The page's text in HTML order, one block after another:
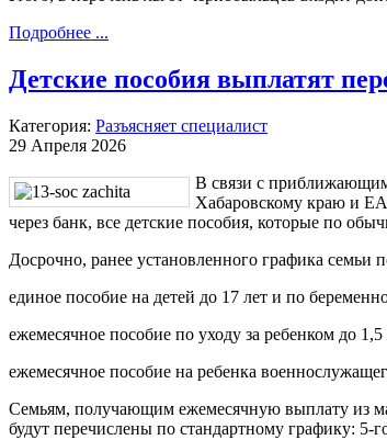
Подробнее ...
Детские пособия выплатят
Категория: Разъясняет специалист
29 Апреля 2026
В связи с
Хабаровскому краю и
через банк, все детские пособия, которые по
Досрочно, ранее установленного графика семьи
единое пособие на детей до 17 лет и по
ежемесячное пособие по уходу за ребенком до
ежемесячное пособие на ребенка
Семьям, получающим ежемесячную выплату из
будут перечислены по стандартному графику: 5-